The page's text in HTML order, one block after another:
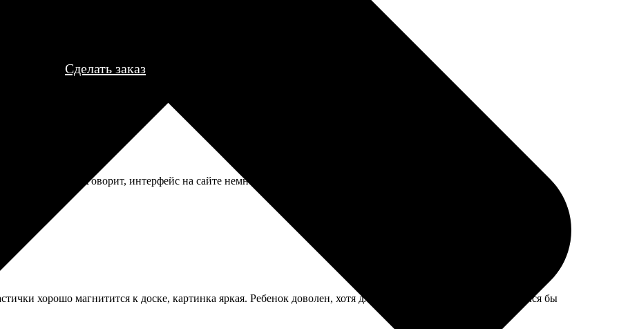
Сделать заказ
фотокнигу. Говорит, интерфейс на сайте немного запутанный, но с техподдержой быстро разобрались.
хорошо магнитится к доске, картинка яркая. Ребенок доволен, хотя для взрослого человека пазл показался бы